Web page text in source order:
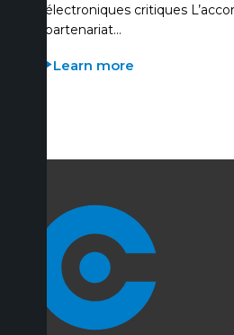
électroniques critiques
partenariat…
Learn more